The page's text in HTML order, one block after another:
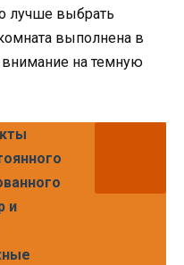
лучше выбрать
выполнена в
внимание на темную
и